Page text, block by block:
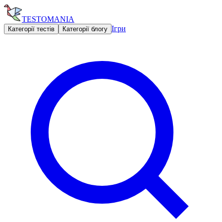
TESTOMANIA
Категорії тестів Категорії блогу Ігри